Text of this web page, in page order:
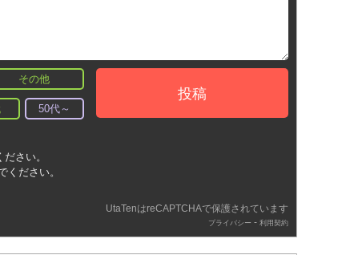
その他
50代～
投稿
さい。
ださい。
UtaTenはreCAPTCHAで保護されています
プライバシー - 利用契約